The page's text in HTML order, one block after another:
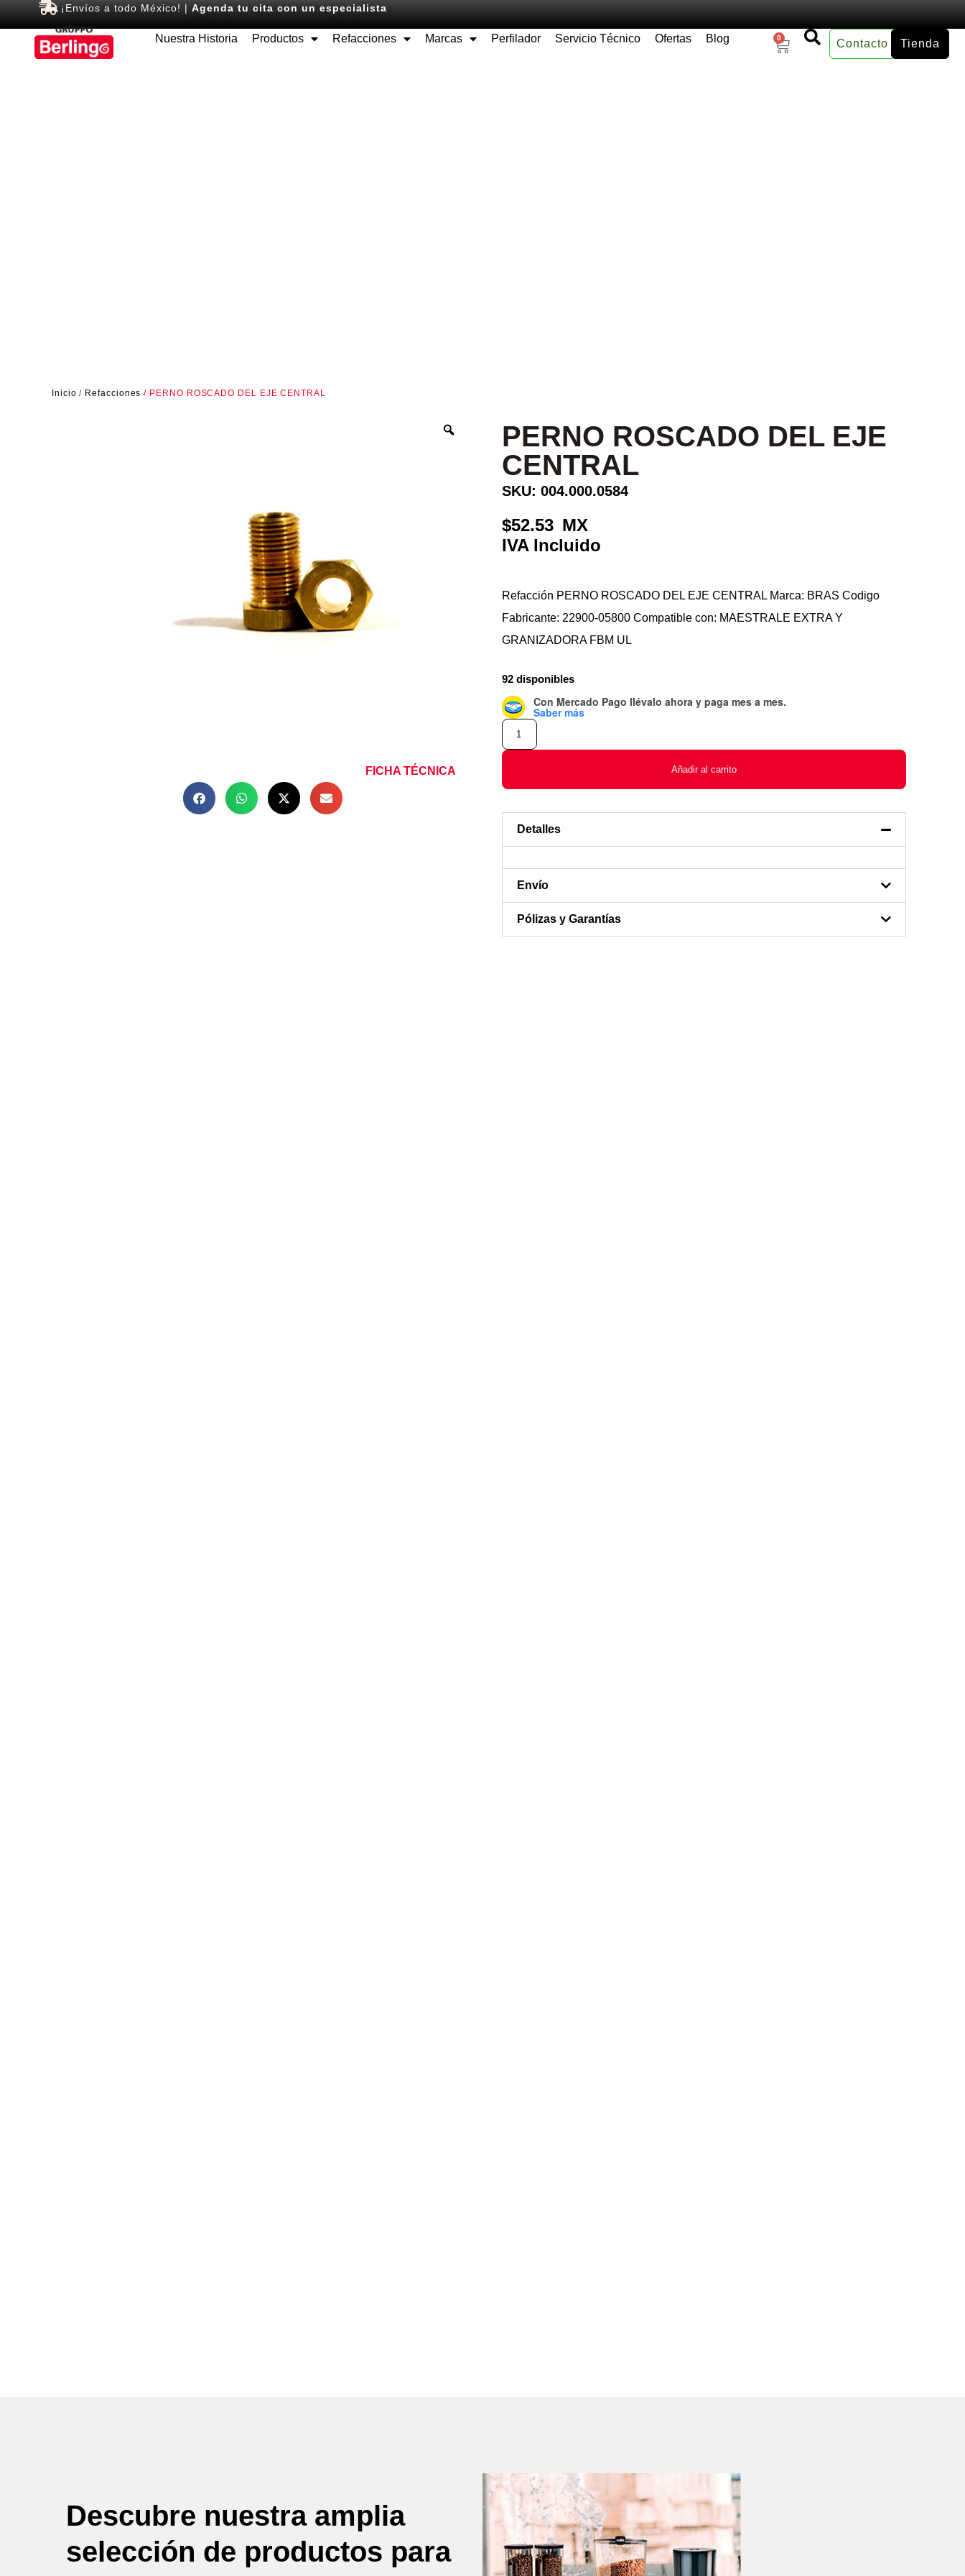
¡Envíos a todo México! | Agenda tu cita con un especialista
Nuestra Historia Productos Refacciones Marcas Perfilador Servicio Técnico Ofertas Blog 0 Contacto Tienda
Inicio / Refacciones / PERNO ROSCADO DEL EJE CENTRAL
FICHA TÉCNICA
PERNO ROSCADO DEL EJE
CENTRAL
SKU: 004.000.0584
52.53
Refacción PERNO ROSCADO DEL EJE CENTRAL Marca: BRAS Codigo
Fabricante: 22900-05800 Compatible con: MAESTRALE EXTRA Y
GRANIZADORA FBM UL
92 disponibles
Con Mercado Pago llévalo ahora y paga mes a mes.
Saber más
Añadir al carrito
Detalles
Envío
Pólizas y Garantías
Descubre nuestra amplia
selección de productos para
Equipos